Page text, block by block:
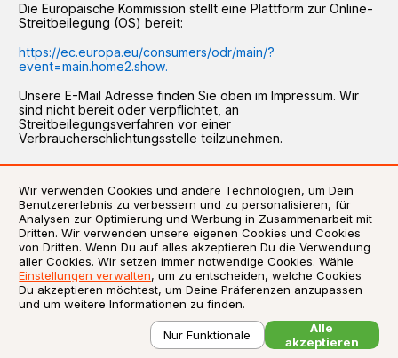
Die Europäische Kommission stellt eine Plattform zur Online-
Streitbeilegung (OS) bereit:
https://ec.europa.eu/consumers/odr/main/?
event=main.home2.show.
Unsere E-Mail Adresse finden Sie oben im Impressum. Wir
sind nicht bereit oder verpflichtet, an
Streitbeilegungsverfahren vor einer
Verbraucherschlichtungsstelle teilzunehmen.
AGB
Datenschutzerklärung
Impressum
Verwendung von Cookies
Zusatzstoffliste / Allergene
©2026 Liefersoft.de
Wir verwenden Cookies und andere Technologien, um Dein
Benutzererlebnis zu verbessern und zu personalisieren, für
Analysen zur Optimierung und Werbung in Zusammenarbeit mit
Dritten. Wir verwenden unsere eigenen Cookies und Cookies
von Dritten. Wenn Du auf alles akzeptieren Du die Verwendung
aller Cookies. Wir setzen immer notwendige Cookies. Wähle
Einstellungen verwalten, um zu entscheiden, welche Cookies
Du akzeptieren möchtest, um Deine Präferenzen anzupassen
und um weitere Informationen zu finden.
Nur Funktionale
Alle
akzeptieren